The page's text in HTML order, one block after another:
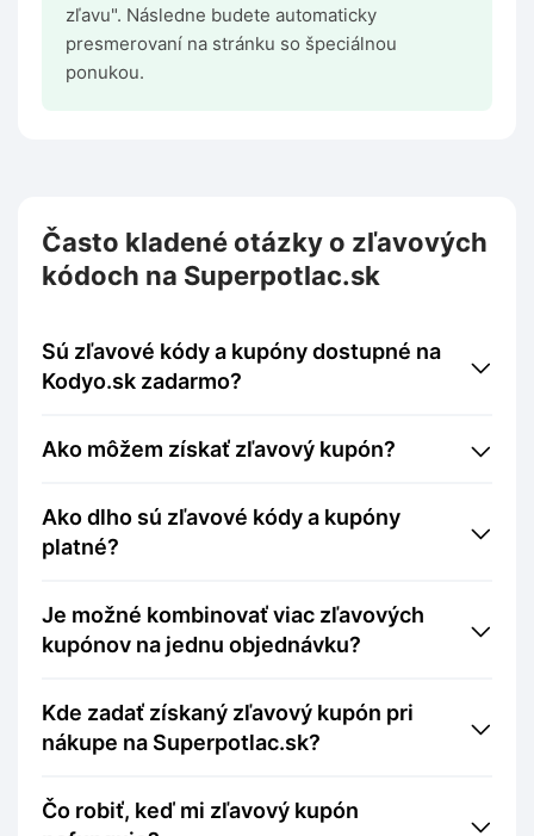
zľavu". Následne budete automaticky
presmerovaní na stránku so špeciálnou
ponukou.
Často kladené otázky o zľavových
kódoch na Superpotlac.sk
Sú zľavové kódy a kupóny dostupné na
Kodyo.sk zadarmo?
Ako môžem získať zľavový kupón?
Ako dlho sú zľavové kódy a kupóny
platné?
Je možné kombinovať viac zľavových
kupónov na jednu objednávku?
Kde zadať získaný zľavový kupón pri
nákupe na Superpotlac.sk?
Čo robiť, keď mi zľavový kupón